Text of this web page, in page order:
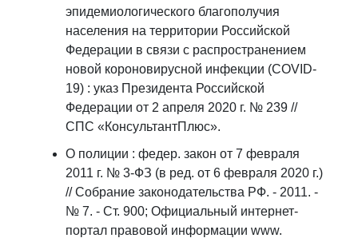
эпидемиологического благополучия
населения на территории Российской
Федерации в связи с распространением
новой короновирусной инфекции (COVID-
19) : указ Президента Российской
Федерации от 2 апреля 2020 г. № 239 //
СПС «КонсультантПлюс».
О полиции : федер. закон от 7 февраля
2011 г. № 3-ФЗ (в ред. от 6 февраля 2020 г.)
// Собрание законодательства РФ. - 2011. -
№ 7. - Ст. 900; Официальный интернет-
портал правовой информации www.